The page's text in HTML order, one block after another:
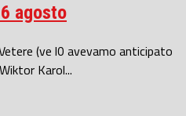
agosto
(ve l0 avevamo anticipato
Karol...